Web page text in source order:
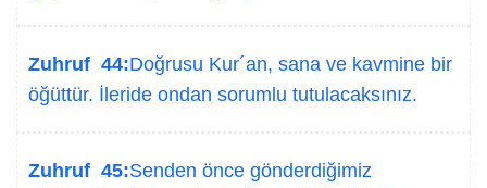
Zuhruf 44:Doğrusu Kur´an, sana ve kavmine bir
öğüttür. İleride ondan sorumlu tutulacaksınız.
Zuhruf 45:Senden önce gönderdiğimiz